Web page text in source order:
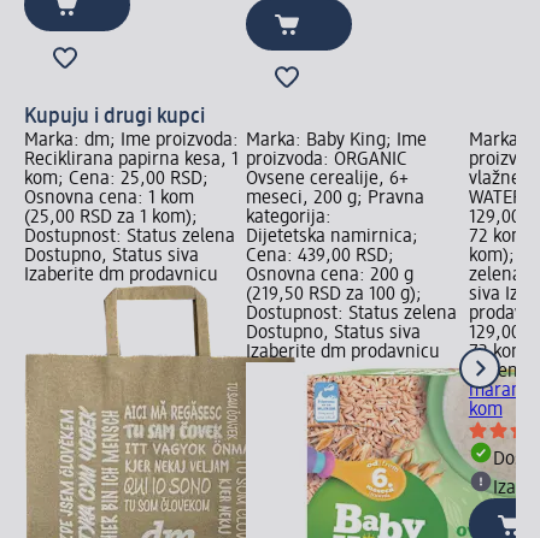
Kupuju i drugi kupci
Marka: dm; Ime proizvoda:
Reciklirana papirna kesa, 1
kom; Cena: 25,00 RSD;
Osnovna cena: 1 kom
(25,00 RSD za 1 kom);
Dostupnost: Status zelena
Dostupno, Status siva
Izaberite dm prodavnicu
Marka: Baby King; Ime
proizvoda: ORGANIC
Ovsene cerealije, 6+
meseci, 200 g; Pravna
kategorija:
Dijetetska namirnica;
Cena: 439,00 RSD;
Osnovna cena: 200 g
(219,50 RSD za 100 g);
Dostupnost: Status zelena
Dostupno, Status siva
Izaberite dm prodavnicu
Marka:
vlažne
WATER,
129,00
72 kom
kom);
zelena
siva
129,00
72 kom
nevena
kom